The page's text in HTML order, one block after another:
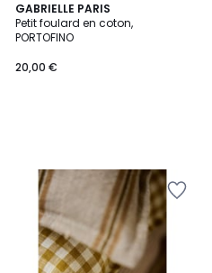
GABRIELLE PARIS
Petit foulard en coton,
PORTOFINO
20,00 €